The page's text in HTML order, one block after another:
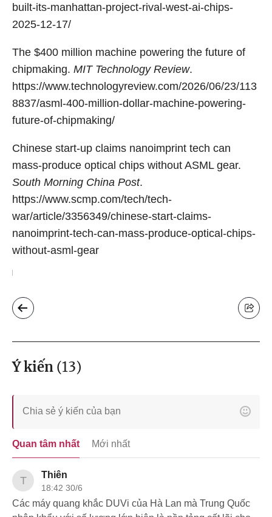
built-its-manhattan-project-rival-west-ai-chips-
2025-12-17/
The $400 million machine powering the future of
chipmaking. MIT Technology Review.
https://www.technologyreview.com/2026/06/23/113
8837/asml-400-million-dollar-machine-powering-
future-of-chipmaking/
Chinese start-up claims nanoimprint tech can
mass-produce optical chips without ASML gear.
South Morning China Post.
https://www.scmp.com/tech/tech-
war/article/3356349/chinese-start-claims-
nanoimprint-tech-can-mass-produce-optical-chips-
without-asml-gear
Ý kiến (13)
Quan tâm nhất Mới nhất
T Thiên
18:42 30/6
Các máy quang khắc DUVi của Hà Lan mà Trung Quốc